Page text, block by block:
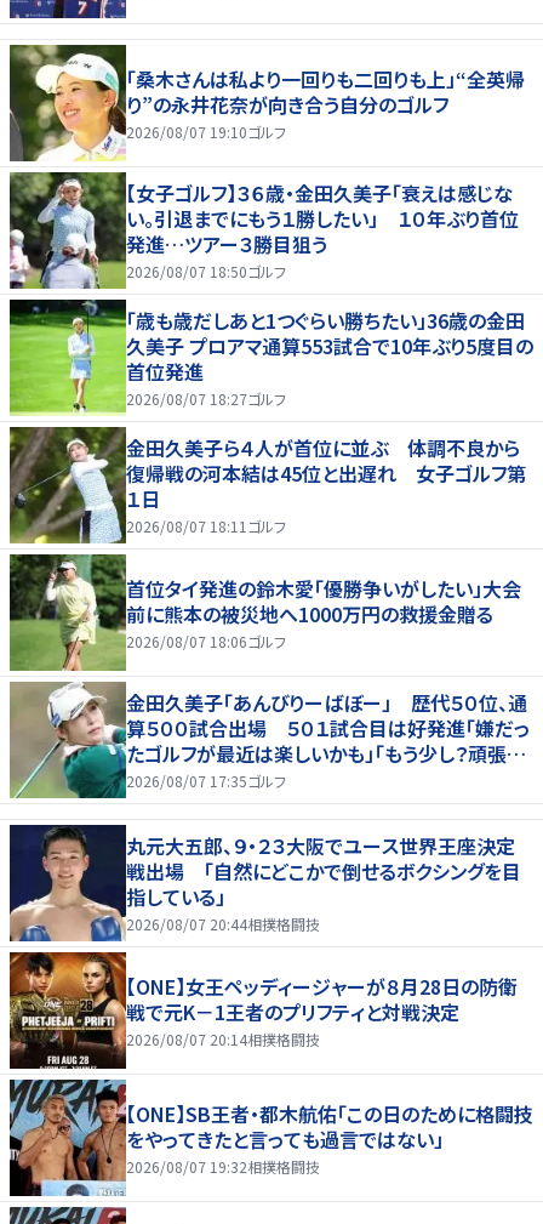
「桑木さんは私より一回りも二回りも上」“全英帰
り”の永井花奈が向き合う自分のゴルフ
2026/08/07 19:10ゴルフ
【女子ゴルフ】３６歳・金田久美子「衰えは感じな
い。引退までにもう１勝したい」 １０年ぶり首位
発進…ツアー３勝目狙う
2026/08/07 18:50ゴルフ
「歳も歳だしあと1つぐらい勝ちたい」36歳の金田
久美子 プロアマ通算553試合で10年ぶり5度目の
首位発進
2026/08/07 18:27ゴルフ
金田久美子ら４人が首位に並ぶ 体調不良から
復帰戦の河本結は45位と出遅れ 女子ゴルフ第
１日
2026/08/07 18:11 ゴルフ
首位タイ発進の鈴木愛「優勝争いがしたい」大会
前に熊本の被災地へ1000万円の救援金贈る
2026/08/07 18:06ゴルフ
金田久美子「あんびりーばぼー」 歴代５０位、通
算５００試合出場 ５０１試合目は好発進「嫌だっ
たゴルフが最近は楽しいかも」「もう少し？頑張り
たいな」
2026/08/07 17:35ゴルフ
丸元大五郎、９・２３大阪でユース世界王座決定
戦出場 「自然にどこかで倒せるボクシングを目
指している」
2026/08/07 20:44相撲格闘技
【ONE】女王ペッディージャーが８月28日の防衛
戦で元K－1王者のプリフティと対戦決定
2026/08/07 20:14相撲格闘技
【ONE】SB王者・都木航佑「この日のために格闘技
をやってきたと言っても過言ではない」
2026/08/07 19:32相撲格闘技